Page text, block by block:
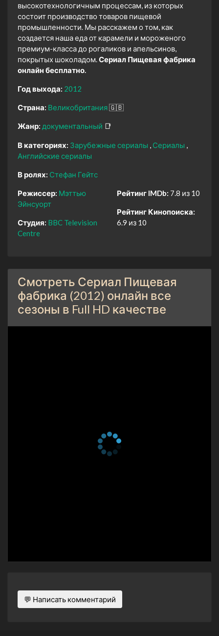
высокотехнологичным процессам, из которых
состоит производство товаров пищевой
промышленности. Мы расскажем о том, как
создается наша еда от карамели и мороженого
премиум-класса до рогаликов и апельсинов,
покрытых шоколадом. Сериал Пищевая фабрика
онлайн бесплатно.
Год выхода: 2012
Страна: Великобритания🇬🇧
Жанр: документальный 📑
В категориях: Зарубежные сериалы
Сериалы
Английские сериалы
В ролях: Стефан Гейтс
Режиссер: Мэттью
Эйнсуорт
Студия: BBC Television
Centre
Рейтинг IMDb: 7.8 из 10
Рейтинг Кинопоиска:
6.9 из 10
Смотреть Сериал Пищевая
фабрика (2012) онлайн все
сезоны в Full HD качестве
💬 Написать комментарий